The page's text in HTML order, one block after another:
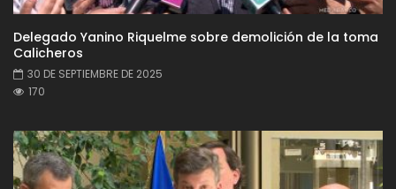
Delegado Yanino Riquelme sobre demolición de la toma
Calicheros
30 DE SEPTIEMBRE DE 2025
170